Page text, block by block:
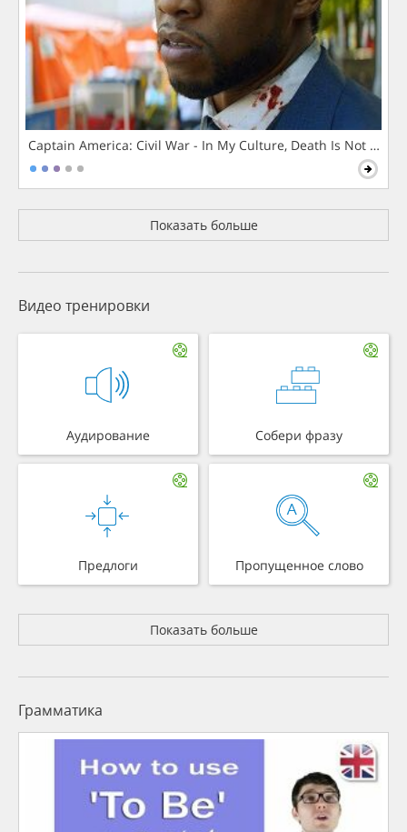
Captain America: Civil War - In My Culture, Death Is Not The
Показать больше
Видео тренировки
Аудирование Собери фразу
Предлоги Пропущенное слово
Показать больше
Грамматика